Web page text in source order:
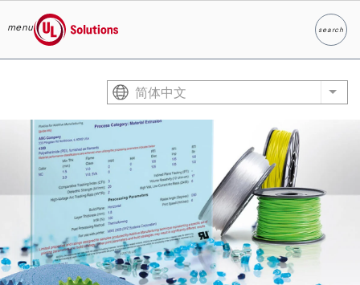
menu
UL Solutions
searchSearch
简体中文 List